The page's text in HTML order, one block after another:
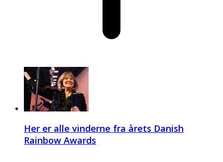
Her er alle vinderne fra årets Danish
Rainbow Awards